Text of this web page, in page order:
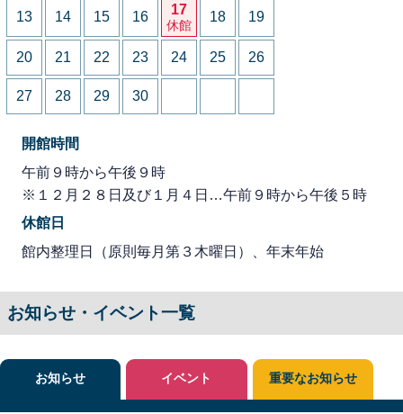
13 14 15 16 17
休館
18 19
20 21 22 23 24 25 26
27 28 29 30
開館時間
午前９時から午後９時
※１２月２８日及び１月４日…午前９時から午後５時
休館日
館内整理日（原則毎月第３木曜日）、年末年始
お知らせ・イベント一覧
お知らせ イベント 重要なお知らせ